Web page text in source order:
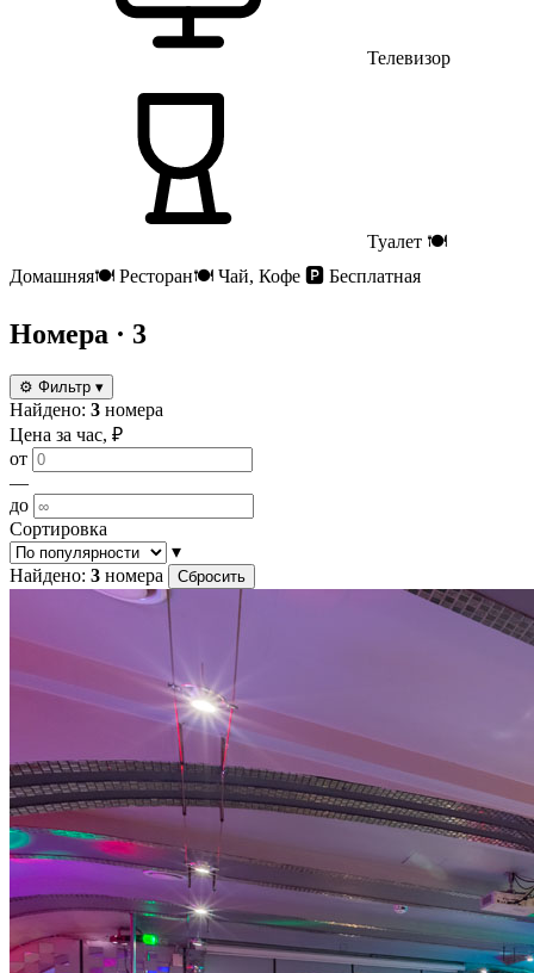
Телевизор
Туалет 🍽
Домашняя🍽 Ресторан🍽 Чай, Кофе 🅿️ Бесплатная
Номера · 3
⚙ Фильтр ▾
Найдено: 3 номера
Цена за час, ₽
от
—
до
Сортировка
▾
Найдено: 3 номера Сбросить